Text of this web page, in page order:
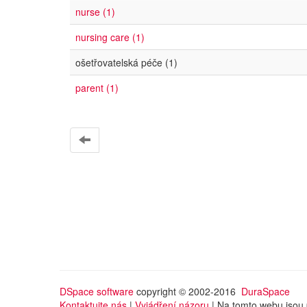
nurse (1)
nursing care (1)
ošetřovatelská péče (1)
parent (1)
DSpace software copyright © 2002-2016 DuraSpace